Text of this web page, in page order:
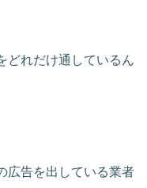
どれだけ通しているん
広告を出している業者